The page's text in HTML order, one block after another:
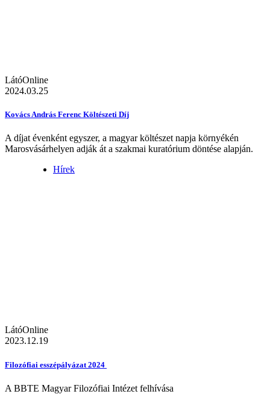
LátóOnline
2024.03.25
Kovács András Ferenc Költészeti Díj
A díjat évenként egyszer, a magyar költészet napja környékén
Marosvásárhelyen adják át a szakmai kuratórium döntése alapján.
Hírek
LátóOnline
2023.12.19
Filozófiai esszépályázat 2024
A BBTE Magyar Filozófiai Intézet felhívása